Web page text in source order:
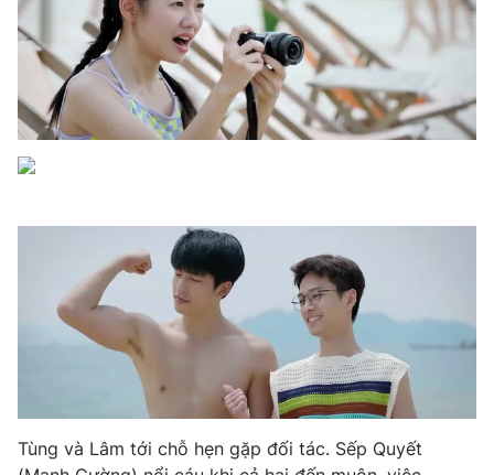
Liên hệ quảng cáo:
024-7300.7108
® Cấm sao chép dưới mọi hình thức nếu không có sự chấp
thuận bằng văn bản. Ghi rõ nguồn VTV.vn khi phát hành lại
thông tin từ website này.
Tùng và Lâm tới chỗ hẹn gặp đối tác. Sếp Quyết